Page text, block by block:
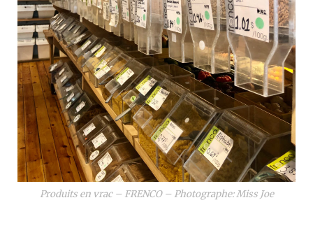
Produits en vrac – FRENCO – Photographe: Miss Joe